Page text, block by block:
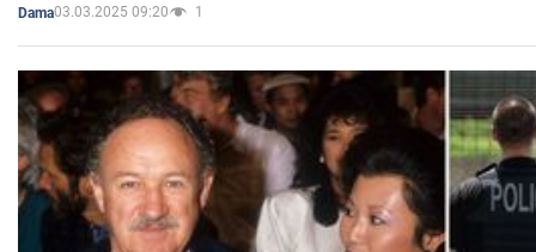
Dama03.03.2025 09:20 1